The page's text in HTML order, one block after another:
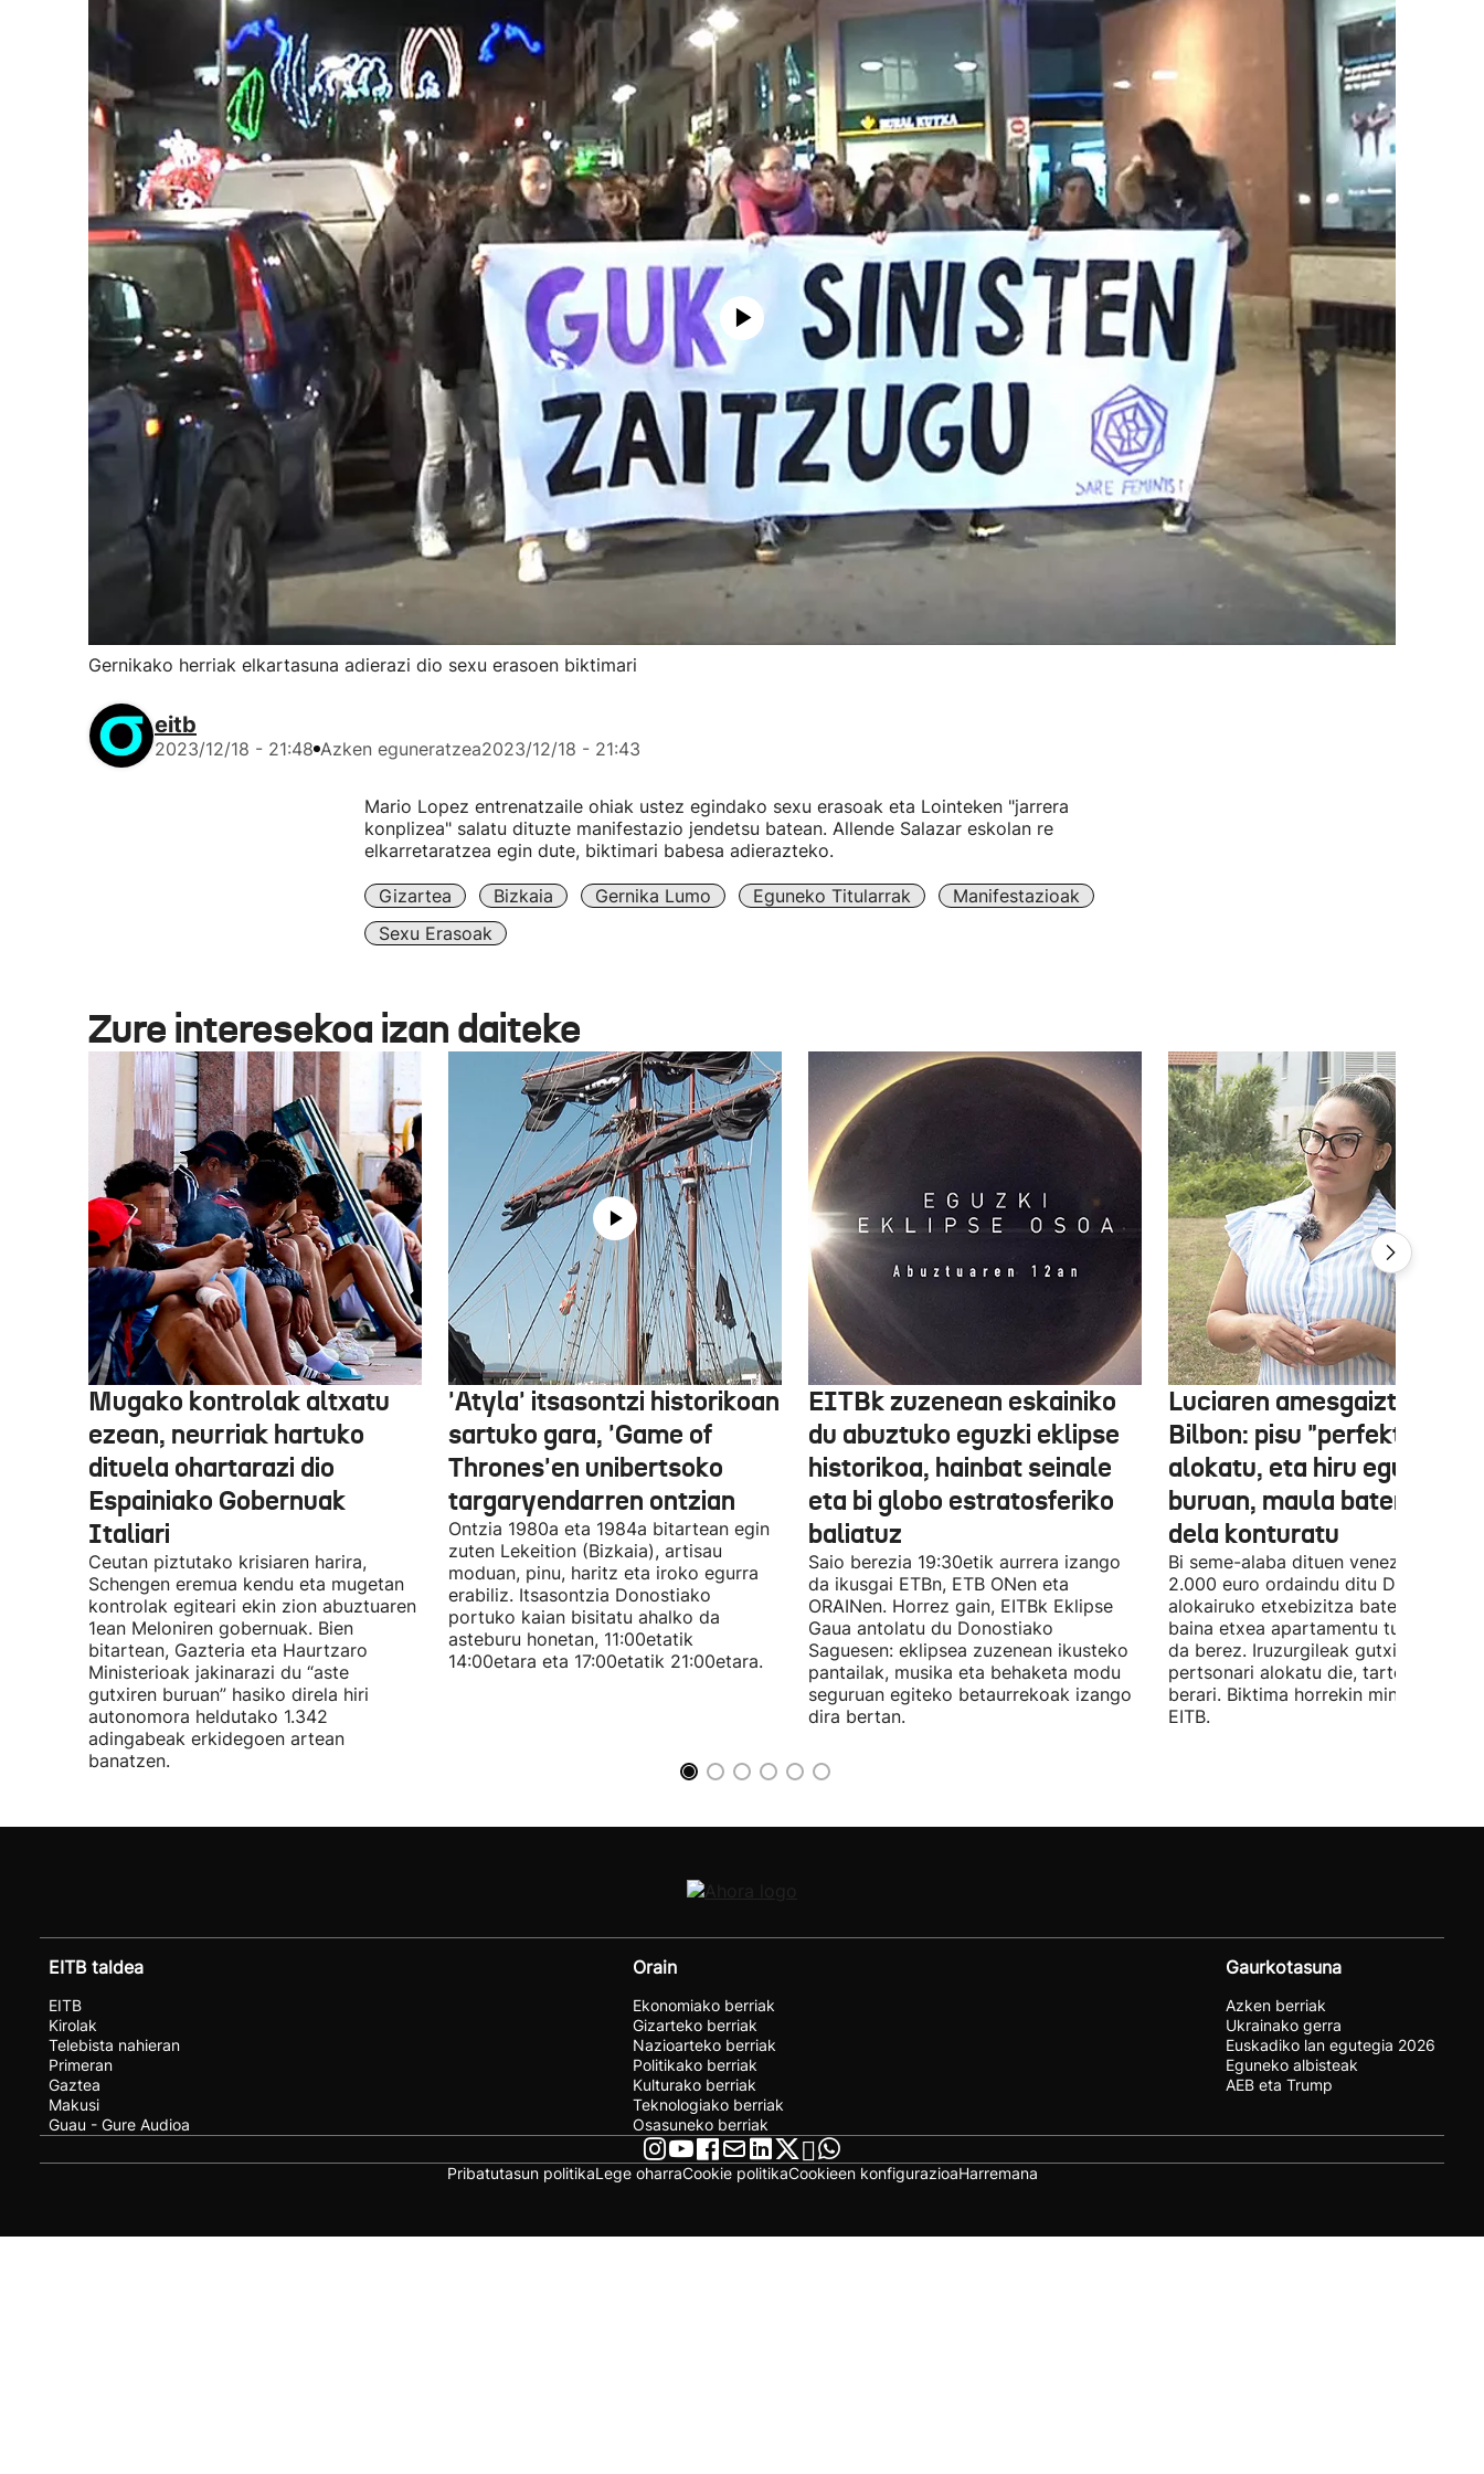
Gernikako herriak elkartasuna adierazi dio sexu erasoen biktimari
eitb
2023/12/18 - 21:48 Azken eguneratzea2023/12/18 - 21:43
Mario Lopez entrenatzaile ohiak ustez egindako sexu erasoak eta Lointeken "jarrera
konplizea" salatu dituzte manifestazio jendetsu batean. Allende Salazar eskolan re
elkarretaratzea egin dute, biktimari babesa adierazteko.
Gizartea Bizkaia Gernika Lumo Eguneko Titularrak
Manifestazioak
Sexu Erasoak
Zure interesekoa izan daiteke
Mugako kontrolak altxatu
ezean, neurriak hartuko
dituela ohartarazi dio
Espainiako Gobernuak
Italiari
Ceutan piztutako krisiaren harira,
Schengen eremua kendu eta mugetan
kontrolak egiteari ekin zion abuztuaren
1ean Meloniren gobernuak. Bien
bitartean, Gazteria eta Haurtzaro
Ministerioak jakinarazi du “aste
gutxiren buruan” hasiko direla hiri
autonomora heldutako 1.342
adingabeak erkidegoen artean
banatzen.
'Atyla' itsasontzi historikoan
sartuko gara, 'Game of
Thrones'en unibertsoko
targaryendarren ontzian
Ontzia 1980a eta 1984a bitartean egin
zuten Lekeition (Bizkaia), artisau
moduan, pinu, haritz eta iroko egurra
erabiliz. Itsasontzia Donostiako
portuko kaian bisitatu ahalko da
asteburu honetan, 11:00etatik
14:00etara eta 17:00etatik 21:00etara.
EITBk zuzenean eskainiko
du abuztuko eguzki eklipse
historikoa, hainbat seinale
eta bi globo estratosferiko
baliatuz
Saio berezia 19:30etik aurrera izango
da ikusgai ETBn, ETB ONen eta
ORAINen. Horrez gain, EITBk Eklipse
Gaua antolatu du Donostiako
Saguesen: eklipsea zuzenean ikusteko
pantailak, musika eta behaketa modu
seguruan egiteko betaurrekoak izango
dira bertan.
Luciaren amesgaiztoa
Bilbon: pisu "perfektua"
alokatu, eta hiru egunen
buruan, maula baten
dela konturatu
Bi seme-alaba dituen venezuelar
2.000 euro ordaindu ditu Deustun
alokairuko etxebizitza batengatik,
baina etxea apartamentu turistiko bat
da berez. Iruzurgileak gutxienez 10
pertsonari alokatu die, tartean Luciari
berari. Biktima horrekin mintzatu da
EITB.
EITB taldea
EITB
Kirolak
Telebista nahieran
Primeran
Gaztea
Makusi
Guau - Gure Audioa
Orain
Ekonomiako berriak
Gizarteko berriak
Nazioarteko berriak
Politikako berriak
Kulturako berriak
Teknologiako berriak
Osasuneko berriak
Gaurkotasuna
Azken berriak
Ukrainako gerra
Euskadiko lan egutegia 2026
Eguneko albisteak
AEB eta Trump
Pribatutasun politikaLege oharraCookie politikaCookieen konfigurazioaHarremana